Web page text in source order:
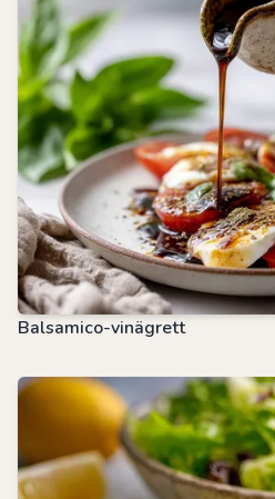
Balsamico-vinägrett